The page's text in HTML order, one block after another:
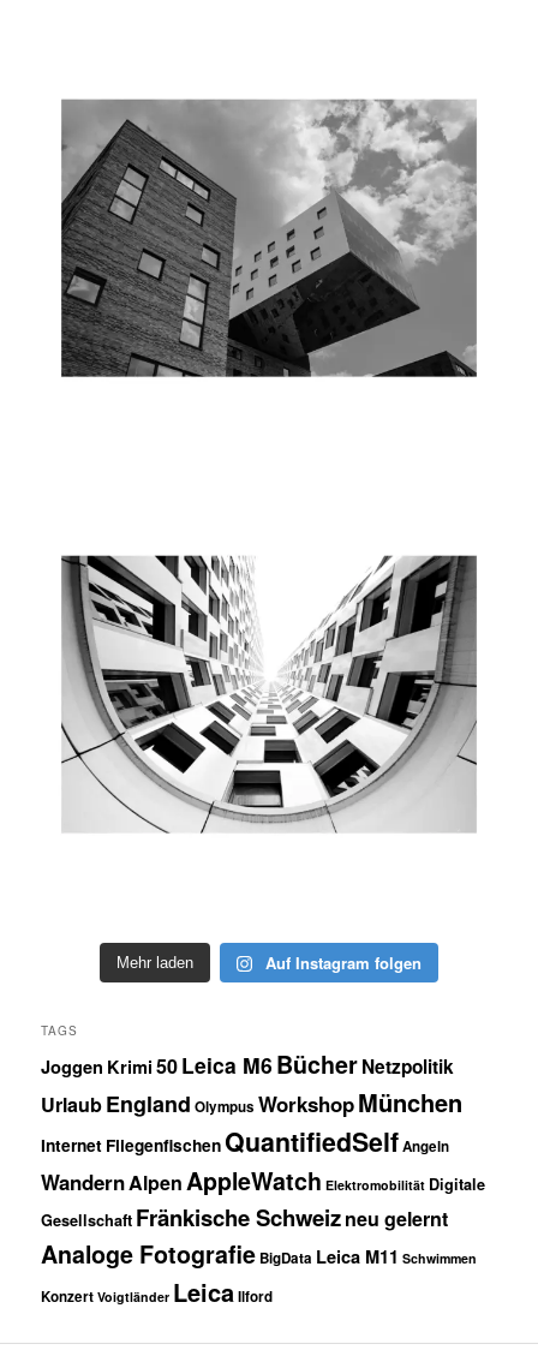
Mehr laden Auf Instagram folgen
TAGS
Joggen Krimi 50Leica M6 BücherNetzpolitik
UrlaubEngland Olympus WorkshopMünchen
Internet Fliegenfischen QuantifiedSelfAngeln
WandernAlpen AppleWatch Elektromobilität Digitale
Gesellschaft Fränkische Schweizneu gelernt
Analoge Fotografie BigData Leica M11 Schwimmen
Konzert Voigtländer Leica Ilford